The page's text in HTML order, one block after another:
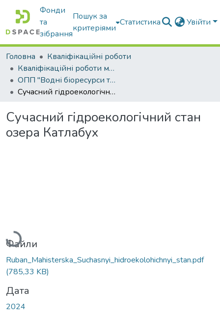
Фонди
та
зібрання
Пошук за
критеріями
Статистика Увійти
Головна
Кваліфікаційні роботи
Кваліфікаційні роботи магістрів
ОПП "Водні біоресурси та аквакультура"
Сучасний гідроекологічний стан озера Катлабух
Сучасний гідроекологічний стан
озера Катлабух
Вантажиться...
Файли
Ruban_Mahisterska_Suchasnyi_hidroekolohichnyi_stan.pdf
(785,33 KB)
Дата
2024